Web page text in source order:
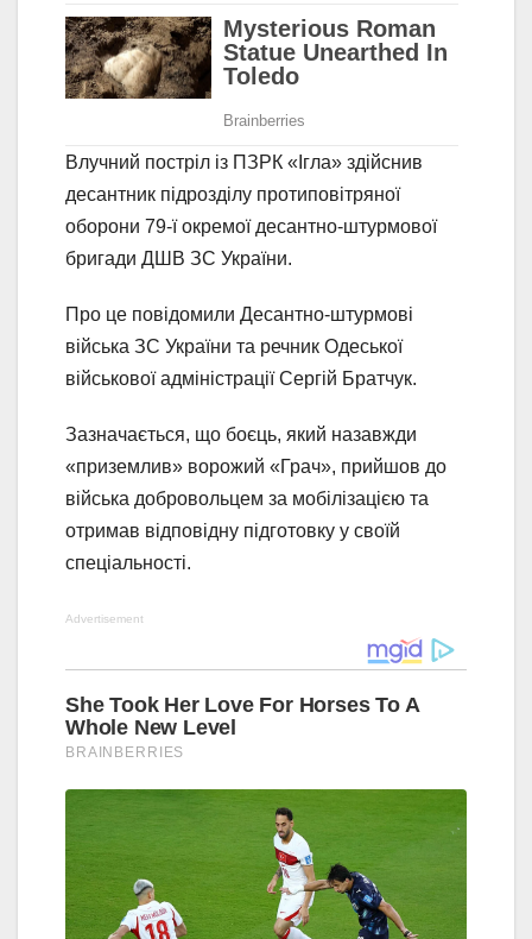
Влучний постріл із ПЗРК «Ігла» здійснив
десантник підрозділу протиповітряної
оборони 79-ї окремої десантно-штурмової
бригади ДШВ ЗС України.
Про це повідомили Десантно-штурмові
війська ЗС України та речник Одеської
військової адміністрації Сергій Братчук.
Зазначається, що боєць, який назавжди
«приземлив» ворожий «Грач», прийшов до
війська добровольцем за мобілізацією та
отримав відповідну підготовку у своїй
спеціальності.
Advertisement